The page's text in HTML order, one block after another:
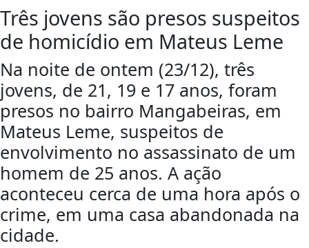
Três jovens são presos suspeitos
de homicídio em Mateus Leme
Na noite de ontem (23/12), três
jovens, de 21, 19 e 17 anos, foram
presos no bairro Mangabeiras, em
Mateus Leme, suspeitos de
envolvimento no assassinato de um
homem de 25 anos. A ação
aconteceu cerca de uma hora após o
crime, em uma casa abandonada na
cidade.